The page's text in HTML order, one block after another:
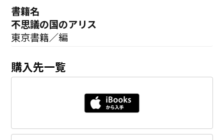
書籍名
不思議の国のアリス
東京書籍／編
購入先一覧